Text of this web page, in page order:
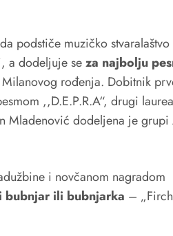
podstiče muzičko stvaralaštvo
a dodeljuje seza najbolju
rođenja. Dobitnik
,,D.E.P.R.A“, drugi
Mladenović dodeljena je grupi
i novčanom nagradom
ili bubnjarka –